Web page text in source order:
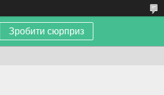
Зробити сюрприз